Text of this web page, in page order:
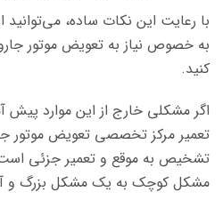
با رعایت این نکات ساده،
به خصوص نیاز به تعویض موتور
کنید.
اگر مشکلی خارج از این موارد پیش
تعمیر مرکز تخصصی تعویض موتور
تشخیص به موقع و تعمیر جزئی
مشکل کوچک به یک مشکل بزرگ و